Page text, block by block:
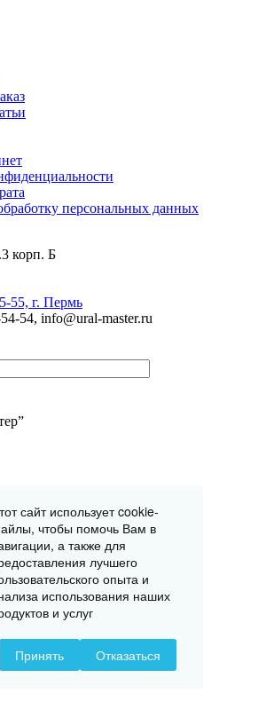
персональных данных
корп. Б
55, г. Пермь
54, info@ural-master.ru
сайт использует cookie-
чтобы помочь Вам в
а также для
лучшего
опыта и
использования наших
и услуг
Принять Отказаться